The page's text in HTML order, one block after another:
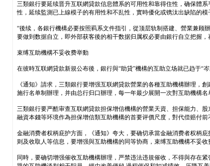
三類銀行要延续晋升互联網貸款信息體系的可用性和靠得住性，确保體
性，延续監測已上線模子的有用性和不乱性，實時優化或镌汰出缺陷的模
“後续，各銀行機構必要按照羁系文件指引，從顶层轨制搭建、營業兼
要做到数据自立，即外部获客後的相干数据归属权必要由銀行自立把握
束缚互助機構不妥收费举動
在彼時互联網貸款新規公布後，銀行與“助貸”機構的互助立场就已趋于“
《通知》請求，三類銀行要增强互联網貸款營業的各種互助機構辦理，
施行名单制辦理，并由总行归口辦理，每一年最少展開一次對互助機構
三類銀行要严酷审查互联網貸款担保增信機構的營業天資、担保能力、
融資本錢等环境作為担保增信類互助機構的首要评價尺度，對代偿赔付
金融消费者权柄庇护方面，《通知》夸大，要确切承當金融消费者权柄
则及收取人等信息，要增强與互助機構的同等协商，束缚互助機構不妥
同時，要确切增强催收互助機構辦理，严禁违法违規催收，不得與存在